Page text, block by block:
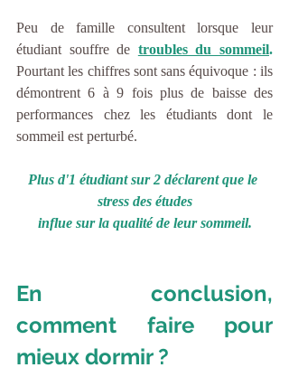
Peu de famille consultent lorsque leur
étudiant souffre de troubles du sommeil.
Pourtant les chiffres sont sans équivoque : ils
démontrent 6 à 9 fois plus de baisse des
performances chez les étudiants dont le
sommeil est perturbé.
Plus d'1 étudiant sur 2 déclarent que le
stress des études
influe sur la qualité de leur sommeil.
En conclusion,
comment faire pour
mieux dormir ?